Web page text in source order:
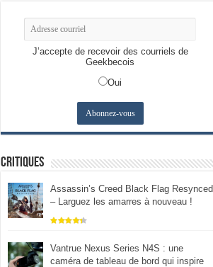
J’accepte de recevoir des courriels de
Geekbecois
Oui
Critiques
Assassin’s Creed Black Flag Resynced
– Larguez les amarres à nouveau !
Vantrue Nexus Series N4S : une
caméra de tableau de bord qui inspire